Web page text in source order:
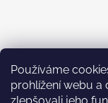
Používáme
prohlížení webu a